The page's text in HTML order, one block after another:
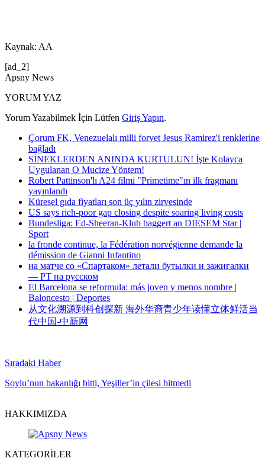
Kaynak: AA
[ad_2]
Apsny News
YORUM YAZ
Yorum Yazabilmek İçin Lütfen Giriş Yapın.
Çorum FK, Venezuelalı milli forvet Jesus Ramirez'i renklerine
bağladı
SİNEKLERDEN ANINDA KURTULUN! İşte Kolayca
Uygulanan O Mucize Yöntem!
Robert Pattinson'lı A24 filmi "Primetime"ın ilk fragmanı
yayınlandı
Küresel gıda fiyatları son üç yılın zirvesinde
US says rich-poor gap closing despite soaring living costs
Bundesliga: Ed-Sheeran-Klub baggert an DIESEM Star |
Sport
la fronde continue, la Fédération norvégienne demande la
démission de Gianni Infantino
на матче со «Спартаком» летали бутылки и зажигалки
— РТ на русском
El Barcelona se reformula: más joven y menos nombre |
Baloncesto | Deportes
从文化溯源到科创探新 海外华裔青少年读懂立体鲜活当
代中国-中新网
Sıradaki Haber
Soylu’nun bakanlığı bitti, Yeşiller’in çilesi bitmedi
HAKKIMIZDA
KATEGORİLER